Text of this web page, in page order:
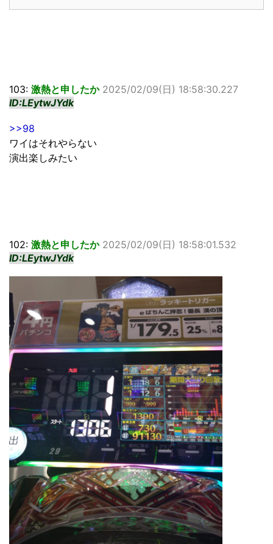
103: 激熱と申したか 2025/02/09(日) 18:58:30.227
ID:LEytwJYdk
>>98
ワイはそれやらない
演出楽しみたい
102: 激熱と申したか 2025/02/09(日) 18:58:01.532
ID:LEytwJYdk